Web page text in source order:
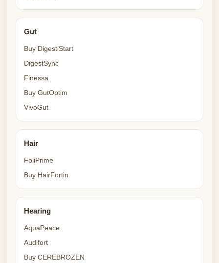
Gut
Buy DigestiStart
DigestSync
Finessa
Buy GutOptim
VivoGut
Hair
FoliPrime
Buy HairFortin
Hearing
AquaPeace
Audifort
Buy CEREBROZEN